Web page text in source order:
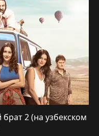
2 (на узбекском